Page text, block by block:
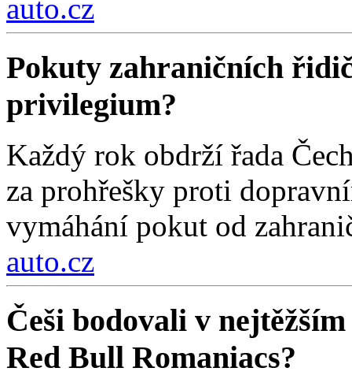
auto.cz
Pokuty zahraničních
privilegium?
Každý rok obdrží řada
za prohřešky proti
vymáhání pokut od
auto.cz
Češi bodovali v
Red Bull Romaniacs?